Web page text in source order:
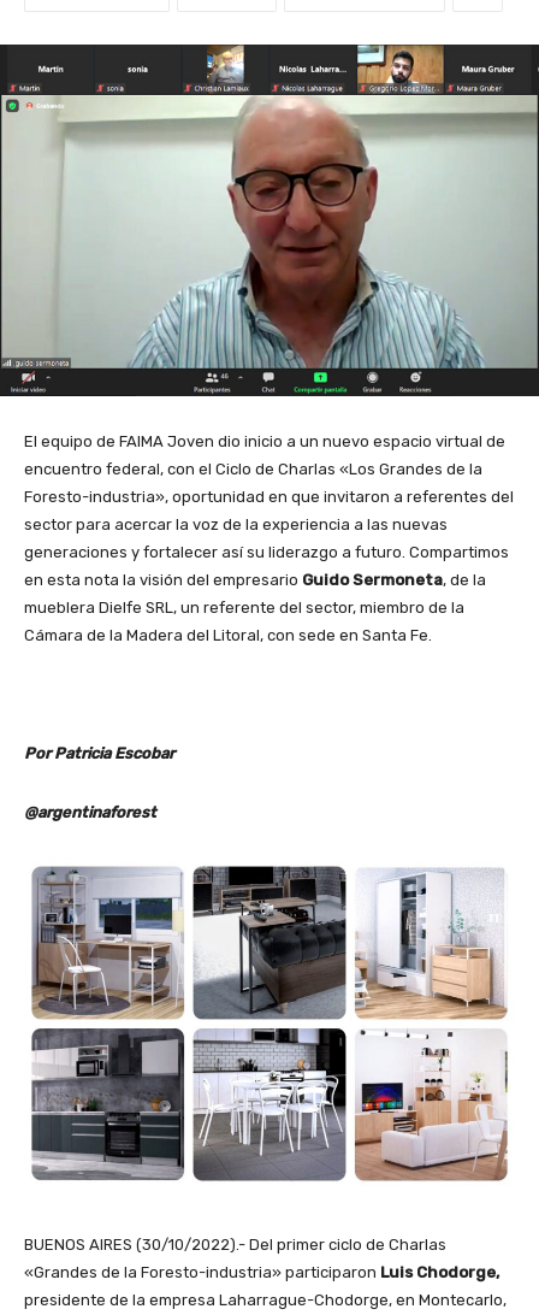
El equipo de FAIMA Joven dio inicio a un nuevo espacio virtual de
encuentro federal, con el Ciclo de Charlas «Los Grandes de la
Foresto-industria», oportunidad en que invitaron a referentes del
sector para acercar la voz de la experiencia a las nuevas
generaciones y fortalecer así su liderazgo a futuro. Compartimos
en esta nota la visión del empresario Guido Sermoneta, de la
mueblera Dielfe SRL, un referente del sector, miembro de la
Cámara de la Madera del Litoral, con sede en Santa Fe.
Por Patricia Escobar
@argentinaforest
BUENOS AIRES (30/10/2022).- Del primer ciclo de Charlas
«Grandes de la Foresto-industria» participaron Luis Chodorge,
presidente de la empresa Laharrague-Chodorge, en Montecarlo,